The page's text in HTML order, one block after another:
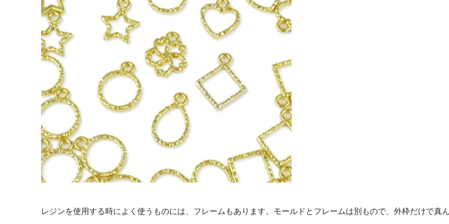
レジンを使用する時によく使うものには、フレームもあります。モールドとフレームは別もので、外枠だけで真